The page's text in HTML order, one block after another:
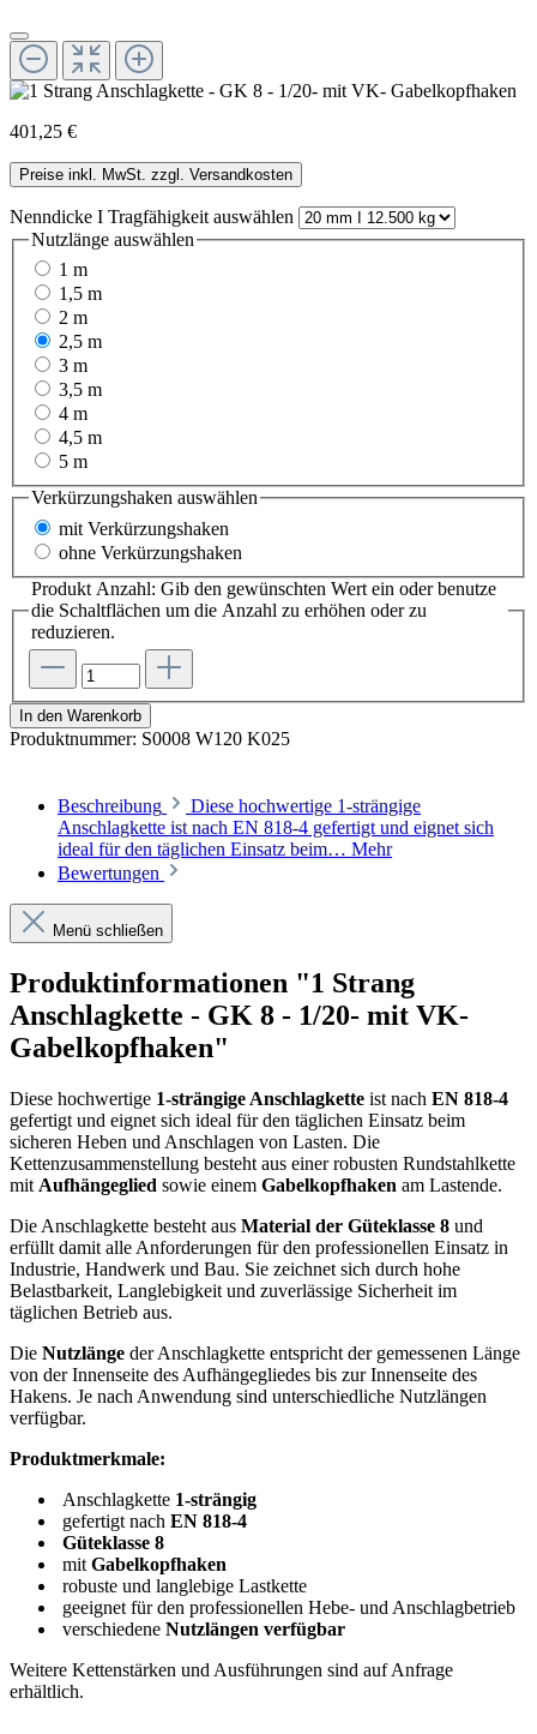
401,25 €
Preise inkl. MwSt. zzgl. Versandkosten
Nenndicke I Tragfähigkeit auswählen
Nutzlänge auswählen
1 m
1,5 m
2 m
2,5 m
3 m
3,5 m
4 m
4,5 m
5 m
Verkürzungshaken auswählen
mit Verkürzungshaken
ohne Verkürzungshaken
Produkt Anzahl: Gib den gewünschten Wert ein oder benutze
die Schaltflächen um die Anzahl zu erhöhen oder zu
reduzieren.
In den Warenkorb
Produktnummer: S0008 W120 K025
Beschreibung
Diese hochwertige 1-strängige
Anschlagkette ist nach EN 818-4 gefertigt und eignet sich
ideal für den täglichen Einsatz beim… Mehr
Bewertungen
Menü schließen
Produktinformationen "1 Strang
Anschlagkette - GK 8 - 1/20- mit VK-
Gabelkopfhaken"
Diese hochwertige 1-strängige Anschlagkette ist nach EN 818-4
gefertigt und eignet sich ideal für den täglichen Einsatz beim
sicheren Heben und Anschlagen von Lasten. Die
Kettenzusammenstellung besteht aus einer robusten Rundstahlkette
mit Aufhängeglied sowie einem Gabelkopfhaken am Lastende.
Die Anschlagkette besteht aus Material der Güteklasse 8 und
erfüllt damit alle Anforderungen für den professionellen Einsatz in
Industrie, Handwerk und Bau. Sie zeichnet sich durch hohe
Belastbarkeit, Langlebigkeit und zuverlässige Sicherheit im
täglichen Betrieb aus.
Die Nutzlänge der Anschlagkette entspricht der gemessenen Länge
von der Innenseite des Aufhängegliedes bis zur Innenseite des
Hakens. Je nach Anwendung sind unterschiedliche Nutzlängen
verfügbar.
Produktmerkmale:
Anschlagkette 1-strängig
gefertigt nach EN 818-4
Güteklasse 8
mit Gabelkopfhaken
robuste und langlebige Lastkette
geeignet für den professionellen Hebe- und Anschlagbetrieb
verschiedene Nutzlängen verfügbar
Weitere Kettenstärken und Ausführungen sind auf Anfrage
erhältlich.